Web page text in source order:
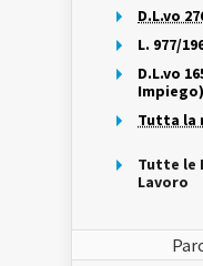
D.L.vo
L. 977/
D.L.vo
Impiego)
Tutta la
Tutte le
Lavoro